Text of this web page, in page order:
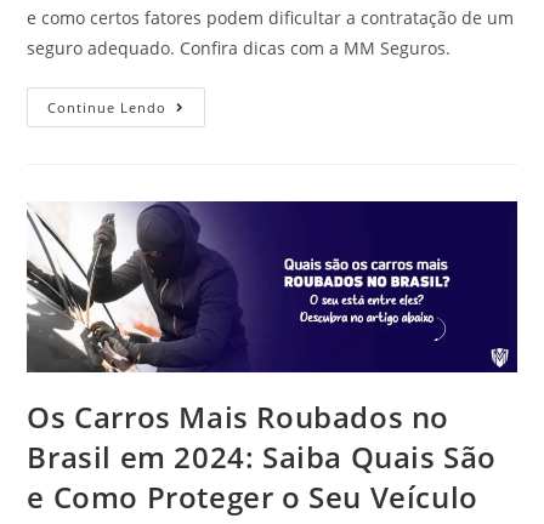
e como certos fatores podem dificultar a contratação de um
seguro adequado. Confira dicas com a MM Seguros.
Continue Lendo
Os Carros Mais Roubados no
Brasil em 2024: Saiba Quais São
e Como Proteger o Seu Veículo